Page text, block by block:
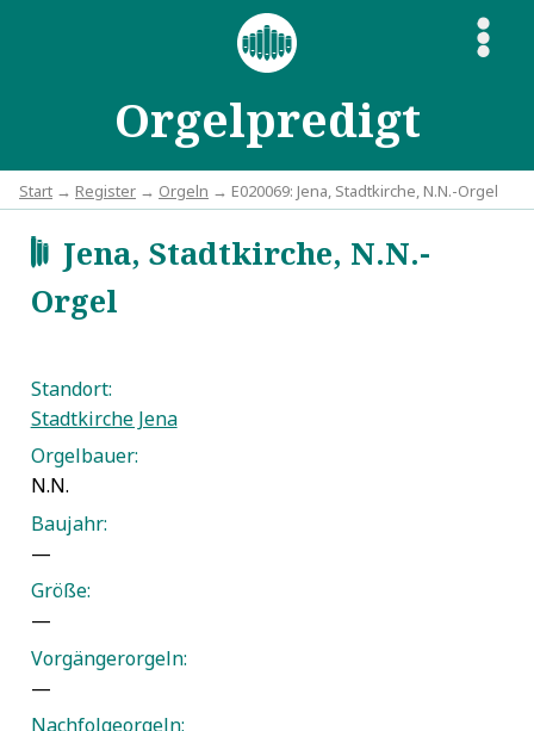
Orgelpredigt
S
Start → Register → Orgeln → E020069: Jena, Stadtkirche, N.N.-Orgel
dJena, Stadtkirche, N.N.-
Orgel
Standort:
Stadtkirche Jena
Orgelbauer:
N.N.
Baujahr:
—
Größe:
—
Vorgängerorgeln:
—
Nachfolgeorgeln: